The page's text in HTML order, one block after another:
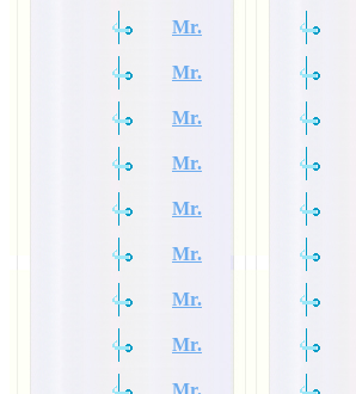
Mr.
Mr.
Mr.
Mr.
Mr.
Mr.
Mr.
Mr.
Mr.